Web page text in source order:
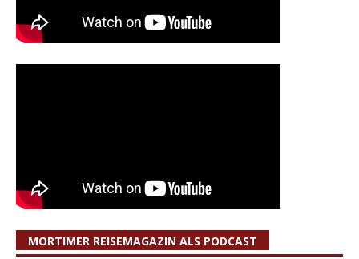
MORTIMER REISEMAGAZIN ALS PODCAST